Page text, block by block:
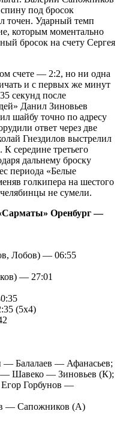
под бросок
Ударный темп
которым моментально
бросок на счету Сергея
счете — 2:2, но ни одна
и с первых же минут
секунд после
Данил Зиновьев
шайбу точно по адресу
ответ через две
Гнездилов выстрелил
К середине третьего
дальнему броску
периода «Белые
голкипера на шестого
не сумели.
Оренбург —
Лобов) — 06:55
— 27:01
(5х4)
Балалаев — Афанасьев;
Шавеко — Зиновьев (К);
Горбунов —
— Сапожников (А)